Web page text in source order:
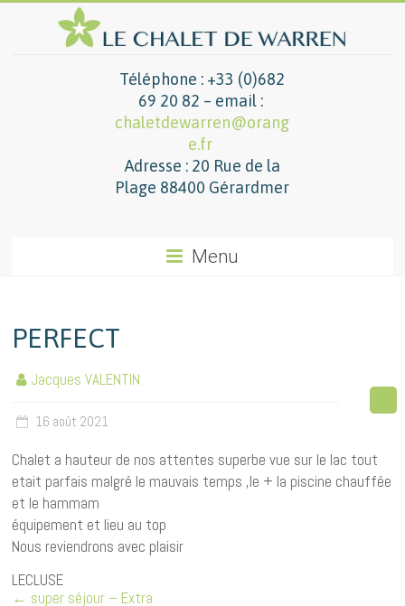
Téléphone : +33 (0)682
69 20 82 – email :
chaletdewarren@orang
e.fr
Adresse : 20 Rue de la
Plage 88400 Gérardmer
Menu
PERFECT
Jacques VALENTIN
16 août 2021
Chalet a hauteur de nos attentes superbe vue sur le lac tout
etait parfais malgré le mauvais temps ,le + la piscine chauffée
et le hammam
équipement et lieu au top
Nous reviendrons avec plaisir
LECLUSE
← super séjour – Extra